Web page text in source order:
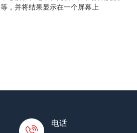
等，并将结果显示在一个屏幕上
电话